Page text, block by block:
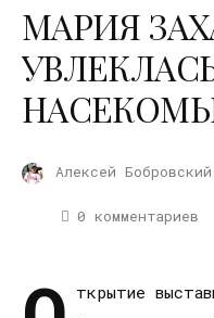
МАРИЯ
Алексей Бобровский
0 комментариев
ткрытие